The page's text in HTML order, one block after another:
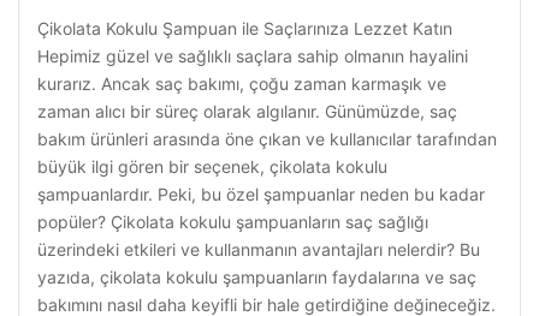
Çikolata Kokulu Şampuan ile Saçlarınıza Lezzet Katın
Hepimiz güzel ve sağlıklı saçlara sahip olmanın hayalini
kurarız. Ancak saç bakımı, çoğu zaman karmaşık ve
zaman alıcı bir süreç olarak algılanır. Günümüzde, saç
bakım ürünleri arasında öne çıkan ve kullanıcılar tarafından
büyük ilgi gören bir seçenek, çikolata kokulu
şampuanlardır. Peki, bu özel şampuanlar neden bu kadar
popüler? Çikolata kokulu şampuanların saç sağlığı
üzerindeki etkileri ve kullanmanın avantajları nelerdir? Bu
yazıda, çikolata kokulu şampuanların faydalarına ve saç
bakımını nasıl daha keyifli bir hale getirdiğine değineceğiz.